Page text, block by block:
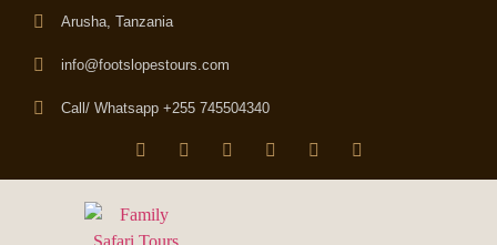
Arusha, Tanzania
info@footslopestours.com
Call/ Whatsapp +255 745504340